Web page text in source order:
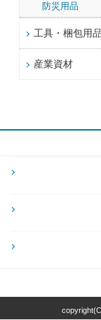
防災用品
工具・梱包用品
産業資材